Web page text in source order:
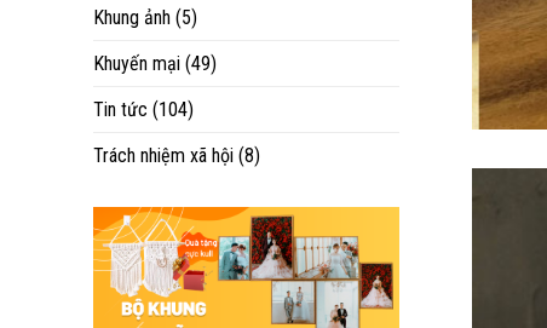
Khung ảnh (5)
Khuyến mại (49)
Tin tức (104)
Trách nhiệm xã hội (8)